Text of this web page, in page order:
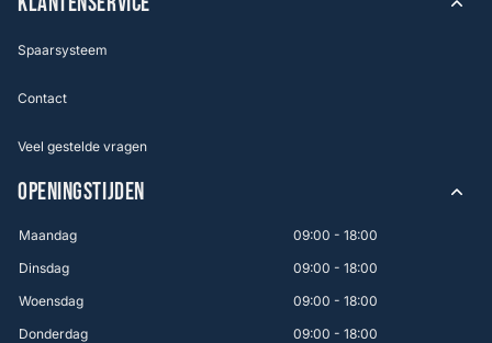
Spaarsysteem
Contact
Veel gestelde vragen
OPENINGSTIJDEN
Maandag
09:00 - 18:00
Dinsdag
09:00 - 18:00
Woensdag
09:00 - 18:00
Donderdag
09:00 - 18:00